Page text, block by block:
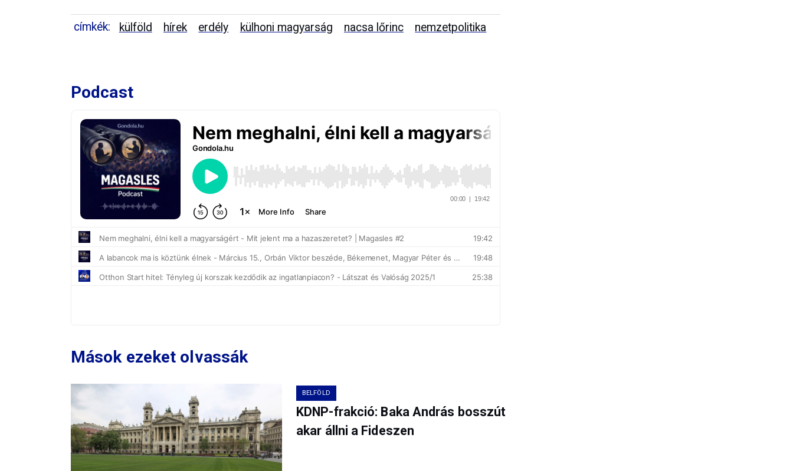
címkék: külföld hírek erdély külhoni magyarság nacsa lőrinc nemzetpolitika
Podcast
Mások ezeket olvassák
BELFÖLD
KDNP-frakció: Baka András bosszút
akar állni a Fideszen